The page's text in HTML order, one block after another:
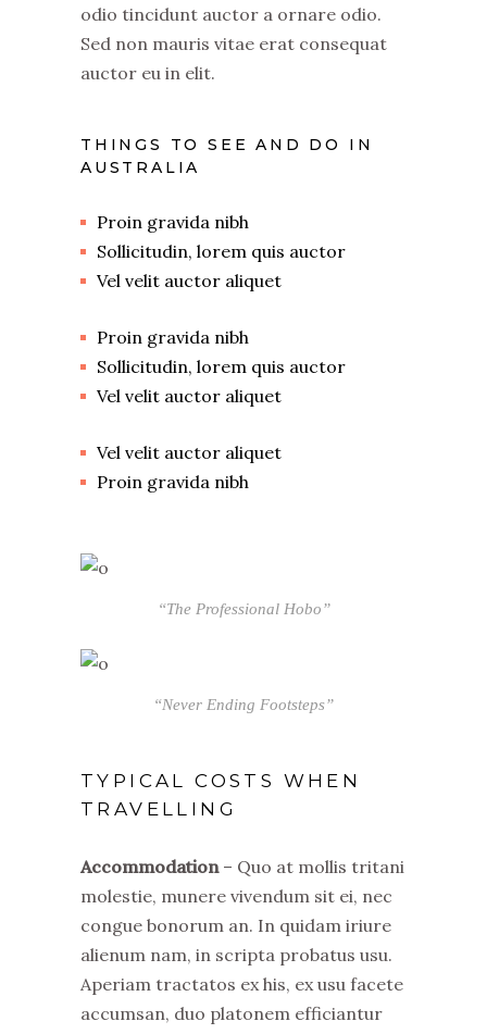
odio tincidunt auctor a ornare odio.
Sed non mauris vitae erat consequat
auctor eu in elit.
THINGS TO SEE AND DO IN
AUSTRALIA
Proin gravida nibh
Sollicitudin, lorem quis auctor
Vel velit auctor aliquet
Proin gravida nibh
Sollicitudin, lorem quis auctor
Vel velit auctor aliquet
Vel velit auctor aliquet
Proin gravida nibh
“The Professional Hobo”
“Never Ending Footsteps”
TYPICAL COSTS WHEN
TRAVELLING
Accommodation– Quo at mollis tritani
molestie, munere vivendum sit ei, nec
congue bonorum an. In quidam iriure
alienum nam, in scripta probatus usu.
Aperiam tractatos ex his, ex usu facete
accumsan, duo platonem efficiantur